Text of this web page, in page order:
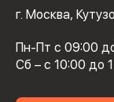
г. Москва,
Пн-Пт с 09:00
Сб – с 10:00 до